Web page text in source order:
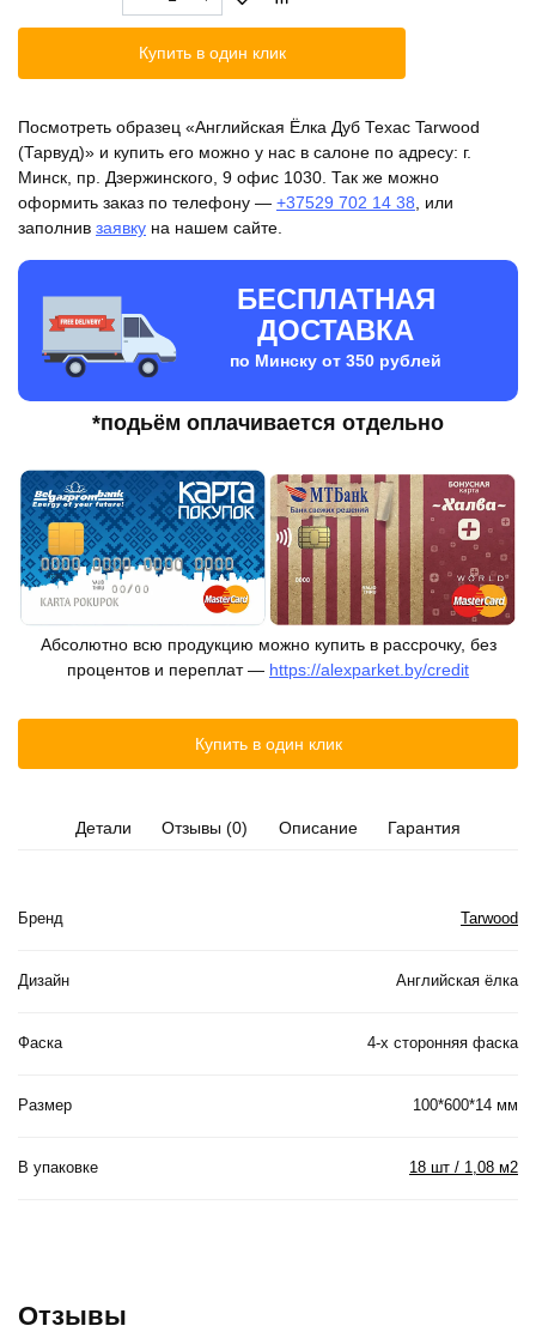
товара
Ёлка
Tarwood
(Тарвуд)
Купить в один клик
Посмотреть образец «Английская Ёлка Дуб Техас Tarwood
(Тарвуд)» и купить его можно у нас в салоне по адресу: г.
Минск, пр. Дзержинского, 9 офис 1030. Так же можно
оформить заказ по телефону — +37529 702 14 38 , или
заполнив заявку на нашем сайте.
БЕСПЛАТНАЯ
ДОСТАВКА
по Минску от 350 рублей
*подьём оплачивается отдельно
Абсолютно всю продукцию можно купить в рассрочку, без
процентов и переплат — https://alexparket.by/credit
Купить в один клик
Детали Отзывы (0) Описание Гарантия
Бренд Tarwood
Дизайн Английская ёлка
Фаска 4-х сторонняя фаска
Размер 100*600*14 мм
В упаковке 18 шт / 1,08 м2
Отзывы